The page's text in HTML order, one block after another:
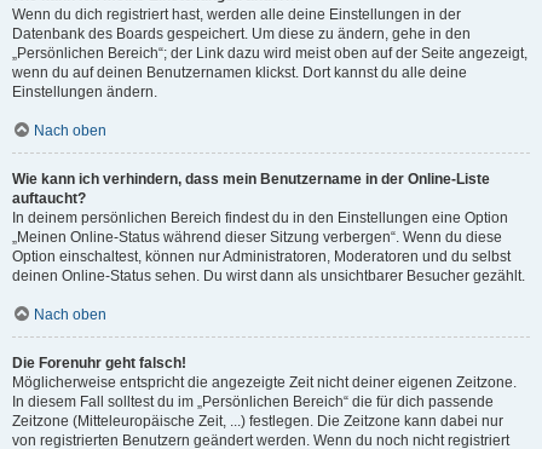
Wenn du dich registriert hast, werden alle deine Einstellungen in der
Datenbank des Boards gespeichert. Um diese zu ändern, gehe in den
„Persönlichen Bereich“; der Link dazu wird meist oben auf der Seite angezeigt,
wenn du auf deinen Benutzernamen klickst. Dort kannst du alle deine
Einstellungen ändern.
Nach oben
Wie kann ich verhindern, dass mein Benutzername in der Online-Liste
auftaucht?
In deinem persönlichen Bereich findest du in den Einstellungen eine Option
„Meinen Online-Status während dieser Sitzung verbergen“. Wenn du diese
Option einschaltest, können nur Administratoren, Moderatoren und du selbst
deinen Online-Status sehen. Du wirst dann als unsichtbarer Besucher gezählt.
Nach oben
Die Forenuhr geht falsch!
Möglicherweise entspricht die angezeigte Zeit nicht deiner eigenen Zeitzone.
In diesem Fall solltest du im „Persönlichen Bereich“ die für dich passende
Zeitzone (Mitteleuropäische Zeit, ...) festlegen. Die Zeitzone kann dabei nur
von registrierten Benutzern geändert werden. Wenn du noch nicht registriert